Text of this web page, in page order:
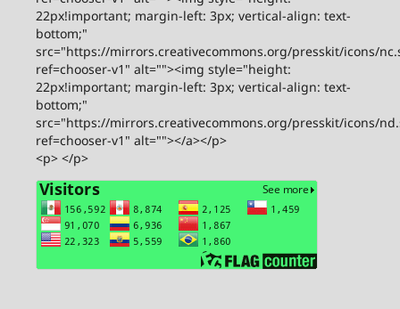
22px!important; margin-left: 3px; vertical-align: text-
bottom;"
src="https://mirrors.creativecommons.org/presskit/icons/
ref=chooser-v1" alt=""><img style="height:
22px!important; margin-left: 3px; vertical-align: text-
bottom;"
src="https://mirrors.creativecommons.org/presskit/icons/
ref=chooser-v1" alt=""></a></p>
<p> </p>